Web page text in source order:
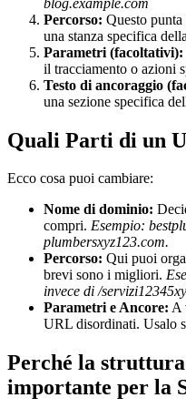
Percorso: Questo
una stanza specifica
Parametri (facoltativi):
il tracciamento o azioni
Testo di ancoraggio
una sezione specifica
Quali Parti di un
Ecco cosa puoi cambiare:
Nome di dominio:
compri. Esempio:
plumbersxyz123.com.
Percorso: Qui puoi
brevi sono i migliori.
invece di/
Parametri e Ancore: A
URL disordinati. Usalo
Perché la
importante per la